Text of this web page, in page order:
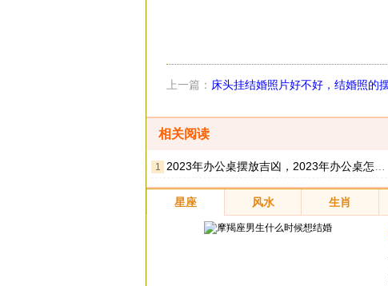
上一篇： 床头挂结婚照片好不好，结婚照的
风水
相关阅读
1 2023年办公桌摆放吉凶，2023年办公桌怎么摆放的忌讳
星座 风水 生肖